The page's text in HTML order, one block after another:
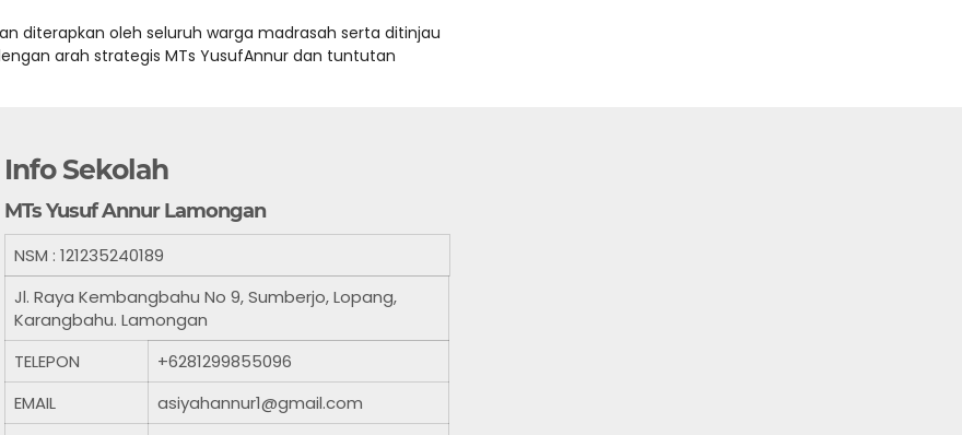
diterapkan oleh seluruh warga madrasah serta ditinjau
arah strategis MTs YusufAnnur dan tuntutan
Info Sekolah
MTs Yusuf Annur Lamongan
NSM : 121235240189
Jl. Raya Kembangbahu No 9, Sumberjo, Lopang,
Karangbahu. Lamongan
TELEPON
+6281299855096
EMAIL
asiyahannur1@gmail.com